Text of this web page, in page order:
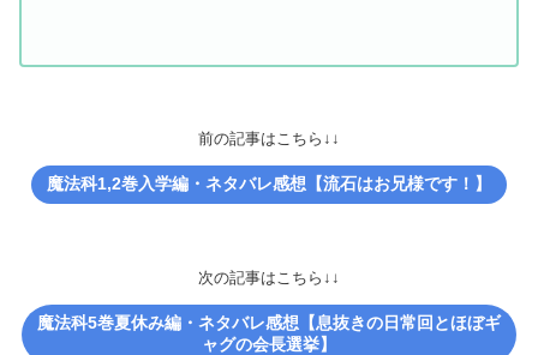
前の記事はこちら↓↓
魔法科1,2巻入学編・ネタバレ感想【流石はお兄様です！】
次の記事はこちら↓↓
魔法科5巻夏休み編・ネタバレ感想【息抜きの日常回とほぼギ
ャグの会長選挙】